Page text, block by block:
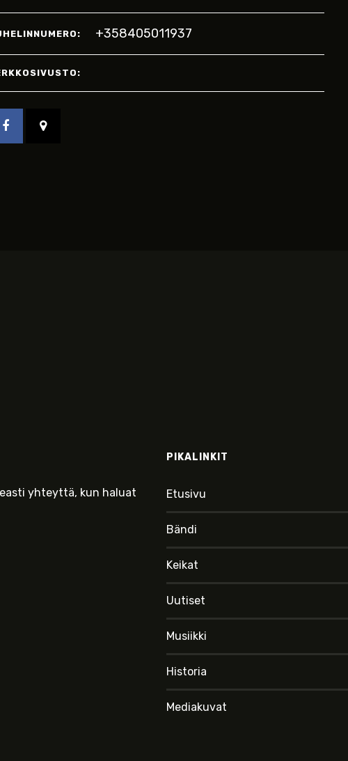
+358405011937
yhteyttä, kun haluat
PIKALINKIT
Etusivu
Bändi
Keikat
Uutiset
Musiikki
Historia
Mediakuvat